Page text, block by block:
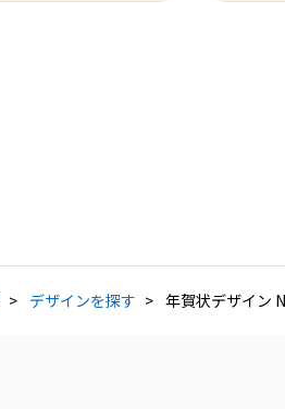
デザインを探す 年賀状デザイン